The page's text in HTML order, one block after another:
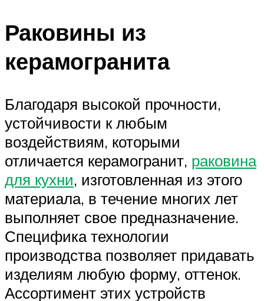
Раковины из
керамогранита
Благодаря высокой прочности,
устойчивости к любым
воздействиям, которыми
отличается керамогранит, раковина
для кухни, изготовленная из этого
материала, в течение многих лет
выполняет свое предназначение.
Специфика технологии
производства позволяет придавать
изделиям любую форму, оттенок.
Ассортимент этих устройств